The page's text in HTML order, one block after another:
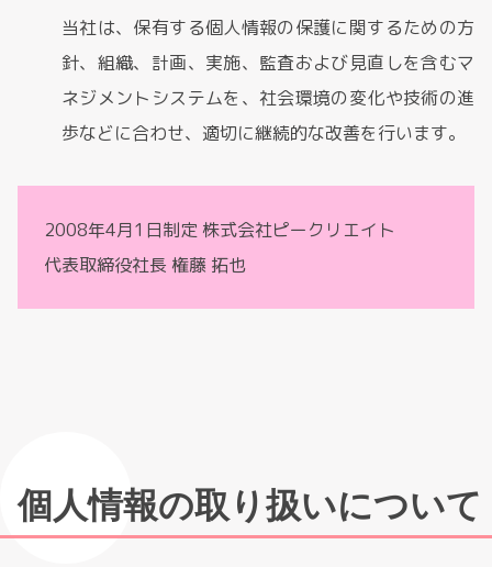
当社は、保有する個人情報の保護に関するための方
針、組織、計画、実施、監査および見直しを含むマ
ネジメントシステムを、社会環境の変化や技術の進
歩などに合わせ、適切に継続的な改善を行います。
2008年4月1日制定 株式会社ピークリエイト
代表取締役社長 権藤 拓也
個人情報の取り扱いについて